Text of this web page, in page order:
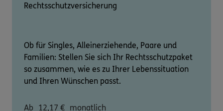
Rechtsschutzversicherung
Ob für Singles, Alleinerziehende, Paare und
Familien: Stellen Sie sich Ihr Rechtsschutzpaket
so zusammen, wie es zu Ihrer Lebenssituation
und Ihren Wünschen passt.
Ab 12,17 € monatlich